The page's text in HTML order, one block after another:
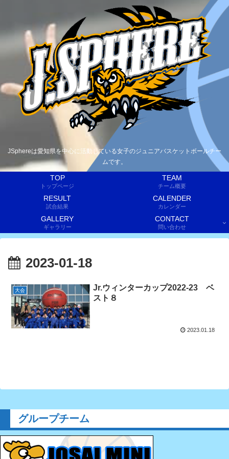
JSphereは愛知県を中心に活動している女子のジュニアバスケットボールチー
ムです。
TOP
トップページ
TEAM
チーム概要
RESULT
試合結果
CALENDER
カレンダー
GALLERY
ギャラリー
CONTACT
問い合わせ
2023-01-18
大会
Jr.ウィンターカップ2022-23 ベ
スト８
2023.01.18
グループチーム